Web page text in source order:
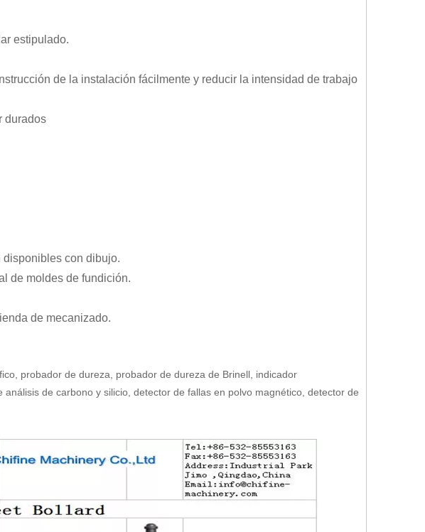
estipulado.
de la instalación fácilmente y reducir la intensidad de trabajo
durados
disponibles con dibujo.
de moldes de fundición.
de mecanizado.
probador de dureza, probador de dureza de Brinell, indicador
de carbono y silicio, detector de fallas en polvo magnético, detector de